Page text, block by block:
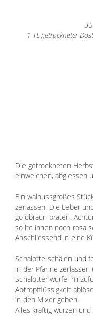
1 TL getrockneter
Die getrockneten
einweichen, abgiessen
Ein walnussgroßes
zerlassen. Die Leber
goldbraun braten.
sollte innen noch rosa
Anschliessend in eine
Schalotte schälen und
in der Pfanne
Schalottenwürfel
Abtropfflüssigkeit
in den Mixer geben.
Alles kräftig würzen